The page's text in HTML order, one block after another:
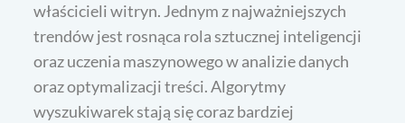
właścicieli witryn. Jednym z najważniejszych
trendów jest rosnąca rola sztucznej inteligencji
oraz uczenia maszynowego w analizie danych
oraz optymalizacji treści. Algorytmy
wyszukiwarek stają się coraz bardziej